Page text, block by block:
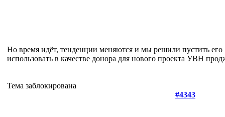
Но время идёт, тенденции меняются и мы решили пустить
использовать в качестве донора для нового проекта УВН
Тема заблокирована
#4343